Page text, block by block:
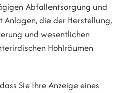
Abfallentsorgung und
die der Herstellung,
und wesentlichen
Hohlräumen
Sie Ihre Anzeige eines